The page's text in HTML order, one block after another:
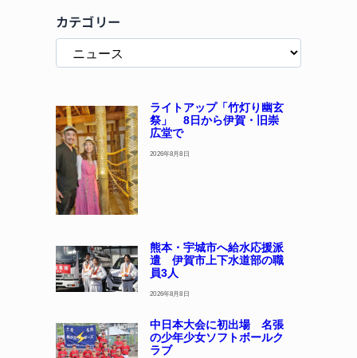
カテゴリー
ライトアップ「竹灯り幽玄
祭」 8日から伊賀・旧崇
広堂で
2026年8月8日
熊本・宇城市へ給水応援派
遣 伊賀市上下水道部の職
員3人
2026年8月8日
中日本大会に初出場 名張
の少年少女ソフトボールク
ラブ